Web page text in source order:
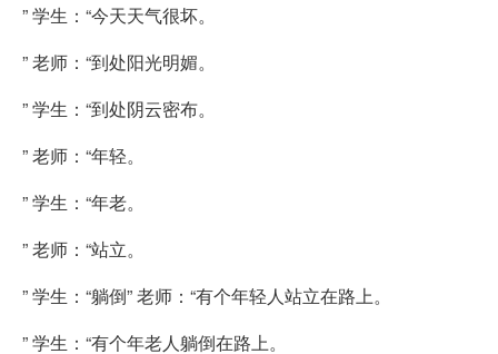
” 学生：“今天天气很坏。
” 老师：“到处阳光明媚。
” 学生：“到处阴云密布。
” 老师：“年轻。
” 学生：“年老。
” 老师：“站立。
” 学生：“躺倒” 老师：“有个年轻人站立在路上。
” 学生：“有个年老人躺倒在路上。